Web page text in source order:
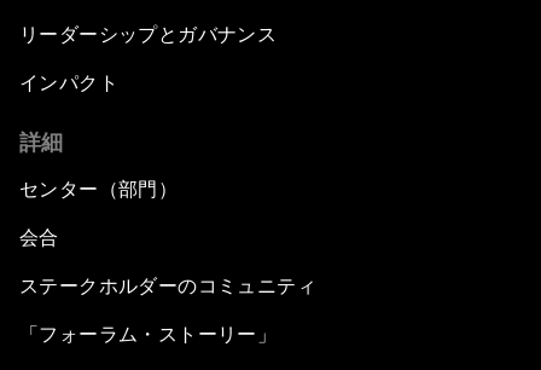
リーダーシップとガバナンス
インパクト
詳細
センター（部門）
会合
ステークホルダーのコミュニティ
「フォーラム・ストーリー」